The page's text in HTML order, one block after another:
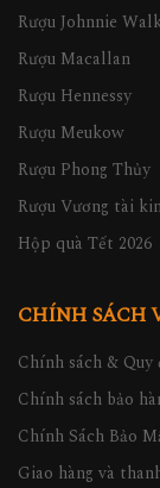
Rượu Johnnie
Rượu Macallan
Rượu Hennessy
Rượu Meukow
Rượu Phong Thủy
Rượu Vương tài
Hộp quà Tết 2026
CHÍNH SÁCH
Chính sách & Quy
Chính sách bảo
Chính Sách Bảo
Giao hàng và